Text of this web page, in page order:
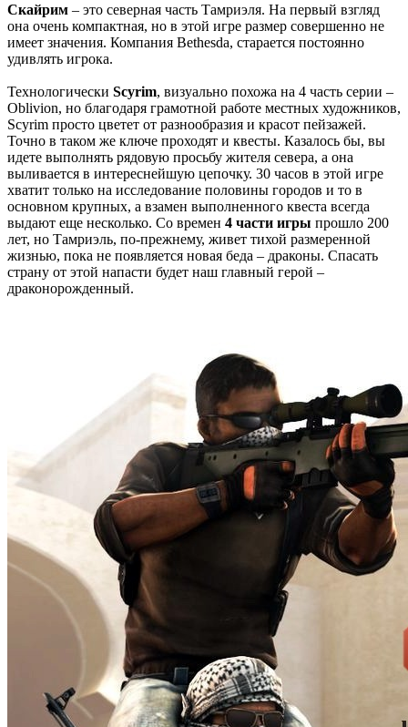
Скайрим – это северная часть Тамриэля. На первый взгляд
она очень компактная, но в этой игре размер совершенно не
имеет значения. Компания Bethesda, старается постоянно
удивлять игрока.
Технологически Scyrim, визуально похожа на 4 часть серии –
Oblivion, но благодаря грамотной работе местных художников,
Scyrim просто цветет от разнообразия и красот пейзажей.
Точно в таком же ключе проходят и квесты. Казалось бы, вы
идете выполнять рядовую просьбу жителя севера, а она
выливается в интереснейшую цепочку. 30 часов в этой игре
хватит только на исследование половины городов и то в
основном крупных, а взамен выполненного квеста всегда
выдают еще несколько. Со времен 4 части игры прошло 200
лет, но Тамриэль, по-прежнему, живет тихой размеренной
жизнью, пока не появляется новая беда – драконы. Спасать
страну от этой напасти будет наш главный герой –
драконорожденный.